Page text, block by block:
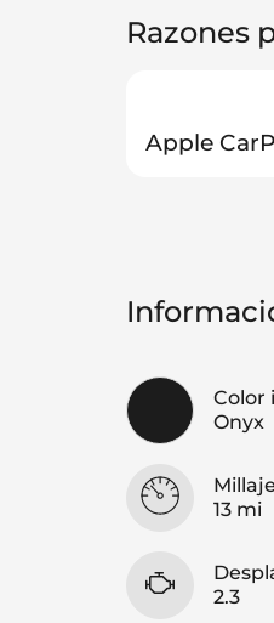
Razones
Apple
Color
Onyx
Millaje
13 mi
2.3